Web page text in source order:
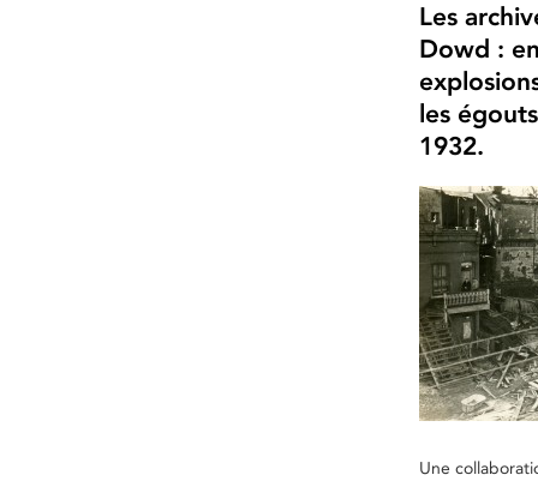
Les
Dowd :
les
1932.
Une